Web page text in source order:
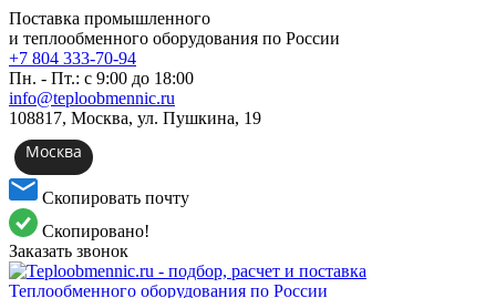
Поставка промышленного
и теплообменного оборудования по России
+7 804 333-70-94
Пн. - Пт.: с 9:00 до 18:00
info@teploobmennic.ru
108817, Москва, ул. Пушкина, 19
Москва
Скопировать почту
Скопировано!
Заказать звонок